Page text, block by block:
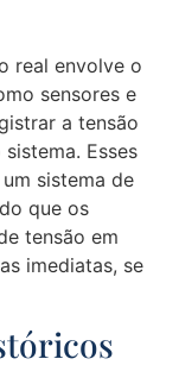
real envolve o
sensores e
a tensão
Esses
sistema de
que os
tensão em
imediatas, se